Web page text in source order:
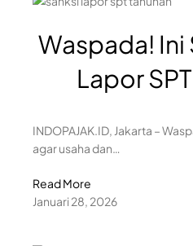
Waspada! Ini
Lapor
INDOPAJAK.ID, Jakarta –
agar usaha dan…
Read More
Januari 28, 2026